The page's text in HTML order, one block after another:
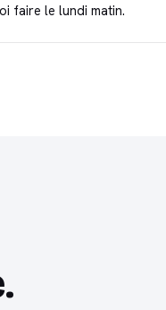
faire le lundi matin.